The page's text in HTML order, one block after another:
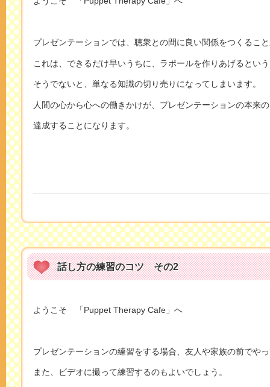
プレゼンテーションでは、聴衆との間に良い関係をつくるこ
これは、できるだけ早いうちに、ラポールを作りあげるとい
そうでないと、単なる知識の切り売りになってしまいます。
人間の心から心への働きかけが、プレゼンテーションの本来
達成することになります。
話し方の練習のコツ その2
ようこそ 「Puppet Therapy Cafe」へ
プレゼンテーションの練習をする場合、友人や家族の前でや
また、ビデオに撮って練習するのもよいでしょう。